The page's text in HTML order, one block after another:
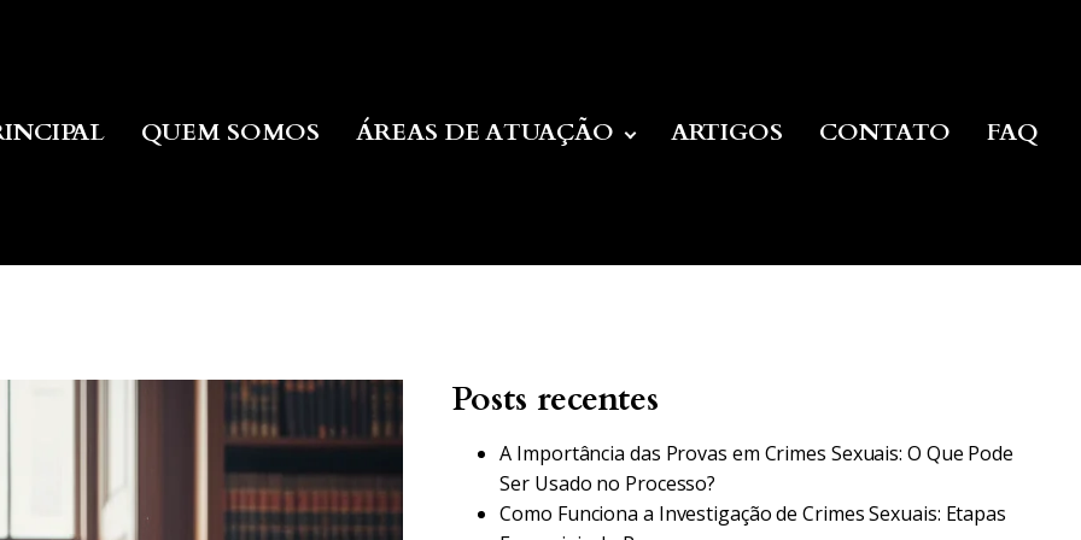
QUEM SOMOS ÁREAS DE ATUAÇÃO ARTIGOS CONTATO FAQ
Posts recentes
A Importância das Provas em Crimes Sexuais: O Que Pode
Ser Usado no Processo?
Como Funciona a Investigação de Crimes Sexuais: Etapas